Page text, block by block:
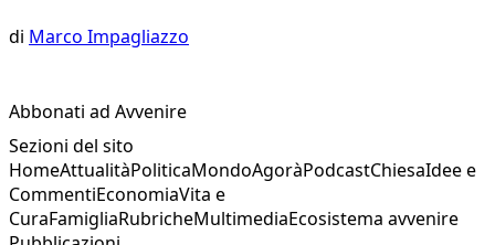
di Marco Impagliazzo
Abbonati ad Avvenire
Sezioni del sito
HomeAttualitàPoliticaMondoAgoràPodcastChiesaIdee e
CommentiEconomiaVita e
CuraFamigliaRubricheMultimediaEcosistema avvenire